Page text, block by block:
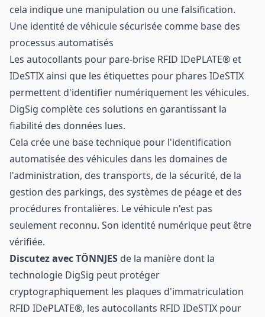
cela indique une manipulation ou une falsification.
Une identité de véhicule sécurisée comme base des
processus automatisés
Les autocollants pour pare-brise RFID IDePLATE® et
IDeSTIX ainsi que les étiquettes pour phares IDeSTIX
permettent d'identifier numériquement les véhicules.
DigSig complète ces solutions en garantissant la
fiabilité des données lues.
Cela crée une base technique pour l'identification
automatisée des véhicules dans les domaines de
l'administration, des transports, de la sécurité, de la
gestion des parkings, des systèmes de péage et des
procédures frontalières. Le véhicule n'est pas
seulement reconnu. Son identité numérique peut être
vérifiée.
Discutez avec TÖNNJES de la manière dont la
technologie DigSig peut protéger
cryptographiquement les plaques d'immatriculation
RFID IDePLATE®, les autocollants RFID IDeSTIX pour